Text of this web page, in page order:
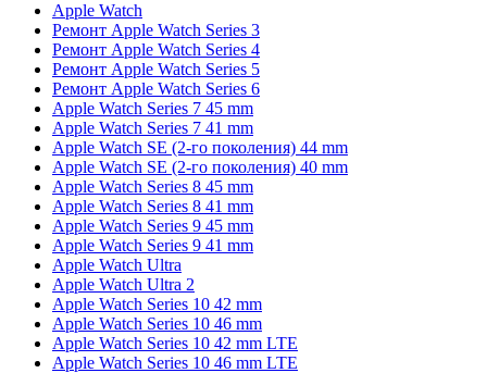
Apple Watch
Ремонт Apple Watch Series 3
Ремонт Apple Watch Series 4
Ремонт Apple Watch Series 5
Ремонт Apple Watch Series 6
Apple Watch Series 7 45 mm
Apple Watch Series 7 41 mm
Apple Watch SE (2-го поколения) 44 mm
Apple Watch SE (2-го поколения) 40 mm
Apple Watch Series 8 45 mm
Apple Watch Series 8 41 mm
Apple Watch Series 9 45 mm
Apple Watch Series 9 41 mm
Apple Watch Ultra
Apple Watch Ultra 2
Apple Watch Series 10 42 mm
Apple Watch Series 10 46 mm
Apple Watch Series 10 42 mm LTE
Apple Watch Series 10 46 mm LTE